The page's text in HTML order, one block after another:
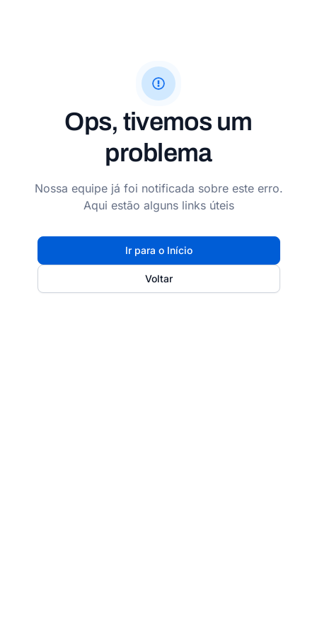
Ops, tivemos um
problema
Nossa equipe já foi notificada sobre este erro.
Aqui estão alguns links úteis
Ir para o Início
Voltar